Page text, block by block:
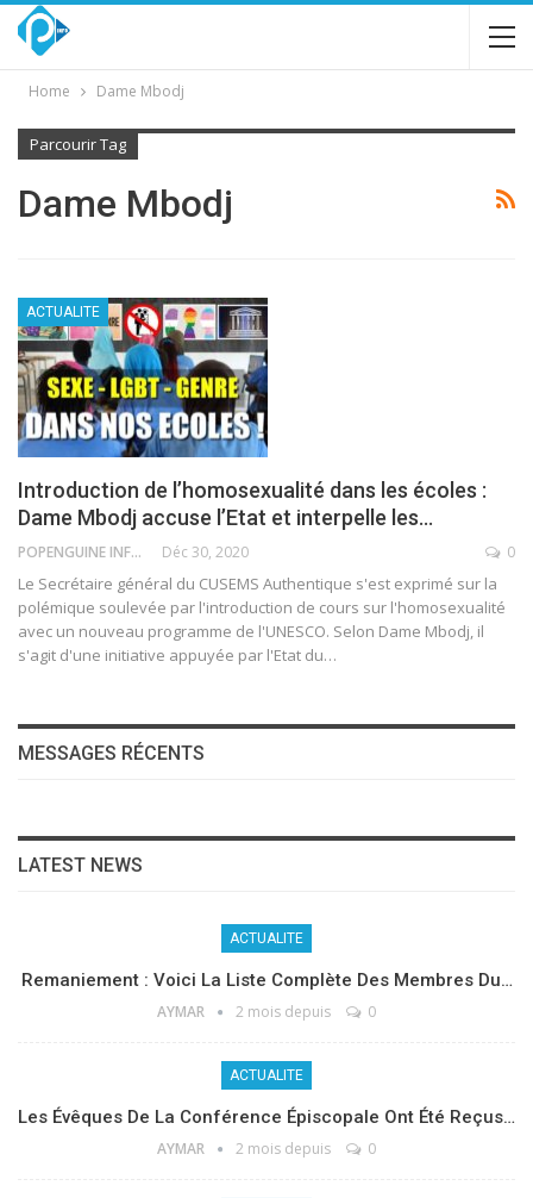
Home Dame Mbodj
Parcourir Tag
Dame Mbodj
ACTUALITE
Introduction de l’homosexualité dans les écoles :
Dame Mbodj accuse l’Etat et interpelle les…
POPENGUINE INFO Déc 30, 2020 0
Le Secrétaire général du CUSEMS Authentique s'est exprimé sur la
polémique soulevée par l'introduction de cours sur l'homosexualité
avec un nouveau programme de l'UNESCO. Selon Dame Mbodj, il
s'agit d'une initiative appuyée par l'Etat du…
MESSAGES RÉCENTS
LATEST NEWS
ACTUALITE
Remaniement : Voici La Liste Complète Des Membres Du…
AYMAR 2 mois depuis 0
ACTUALITE
Les Évêques De La Conférence Épiscopale Ont Été Reçus…
AYMAR 2 mois depuis 0